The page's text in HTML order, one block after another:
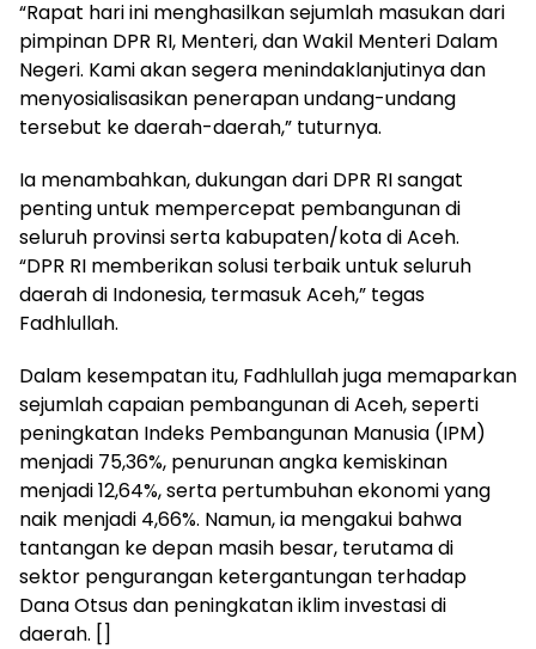
“Rapat hari ini menghasilkan sejumlah masukan dari
pimpinan DPR RI, Menteri, dan Wakil Menteri Dalam
Negeri. Kami akan segera menindaklanjutinya dan
menyosialisasikan penerapan undang-undang
tersebut ke daerah-daerah,” tuturnya.
Ia menambahkan, dukungan dari DPR RI sangat
penting untuk mempercepat pembangunan di
seluruh provinsi serta kabupaten/kota di Aceh.
“DPR RI memberikan solusi terbaik untuk seluruh
daerah di Indonesia, termasuk Aceh,” tegas
Fadhlullah.
Dalam kesempatan itu, Fadhlullah juga memaparkan
sejumlah capaian pembangunan di Aceh, seperti
peningkatan Indeks Pembangunan Manusia (IPM)
menjadi 75,36%, penurunan angka kemiskinan
menjadi 12,64%, serta pertumbuhan ekonomi yang
naik menjadi 4,66%. Namun, ia mengakui bahwa
tantangan ke depan masih besar, terutama di
sektor pengurangan ketergantungan terhadap
Dana Otsus dan peningkatan iklim investasi di
daerah. []